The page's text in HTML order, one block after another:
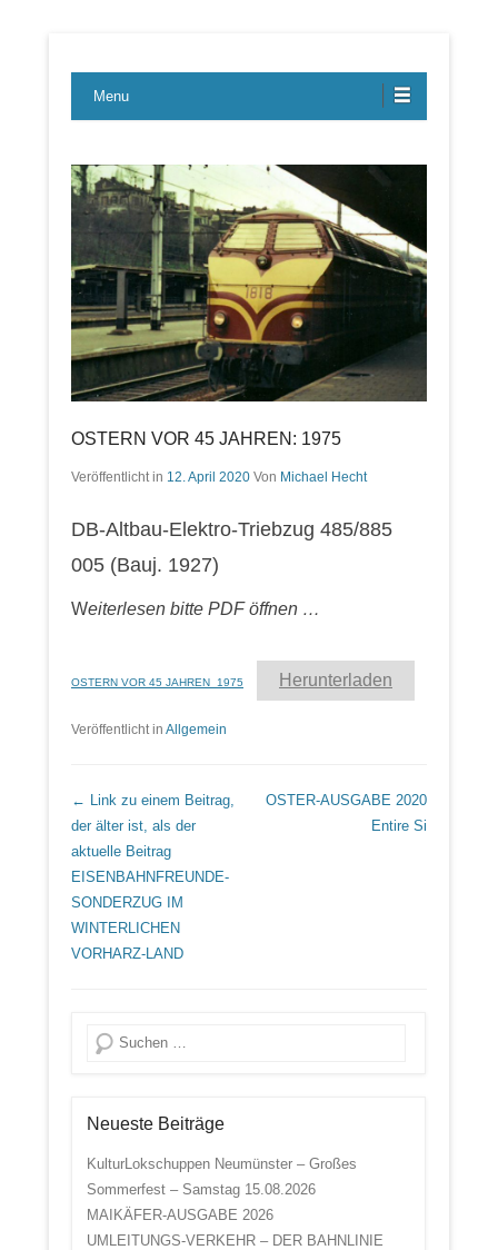
LBE-Express
Menu
OSTERN VOR 45 JAHREN: 1975
Veröffentlicht in 12. April 2020 Von Michael Hecht
DB-Altbau-Elektro-Triebzug 485/885
005 (Bauj. 1927)
Weiterlesen bitte PDF öffnen …
OSTERN VOR 45 JAHREN_1975 Herunterladen
Veröffentlicht in Allgemein
Beitrags Übersicht
← Link zu einem Beitrag,
der älter ist, als der
aktuelle Beitrag
EISENBAHNFREUNDE-
SONDERZUG IM
WINTERLICHEN
VORHARZ-LAND
OSTER-AUSGABE 2020
Entire Si
Suche
Neueste Beiträge
KulturLokschuppen Neumünster – Großes
Sommerfest – Samstag 15.08.2026
MAIKÄFER-AUSGABE 2026
UMLEITUNGS-VERKEHR – DER BAHNLINIE